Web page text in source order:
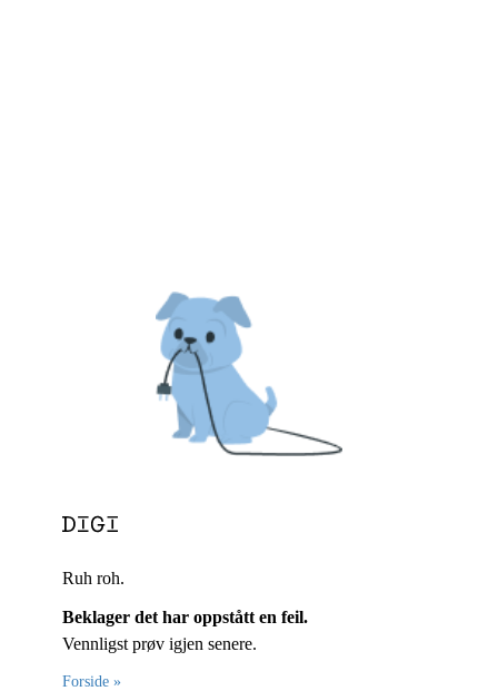
Ruh roh.
Beklager det har oppstått en feil.
Vennligst prøv igjen senere.
Forside »